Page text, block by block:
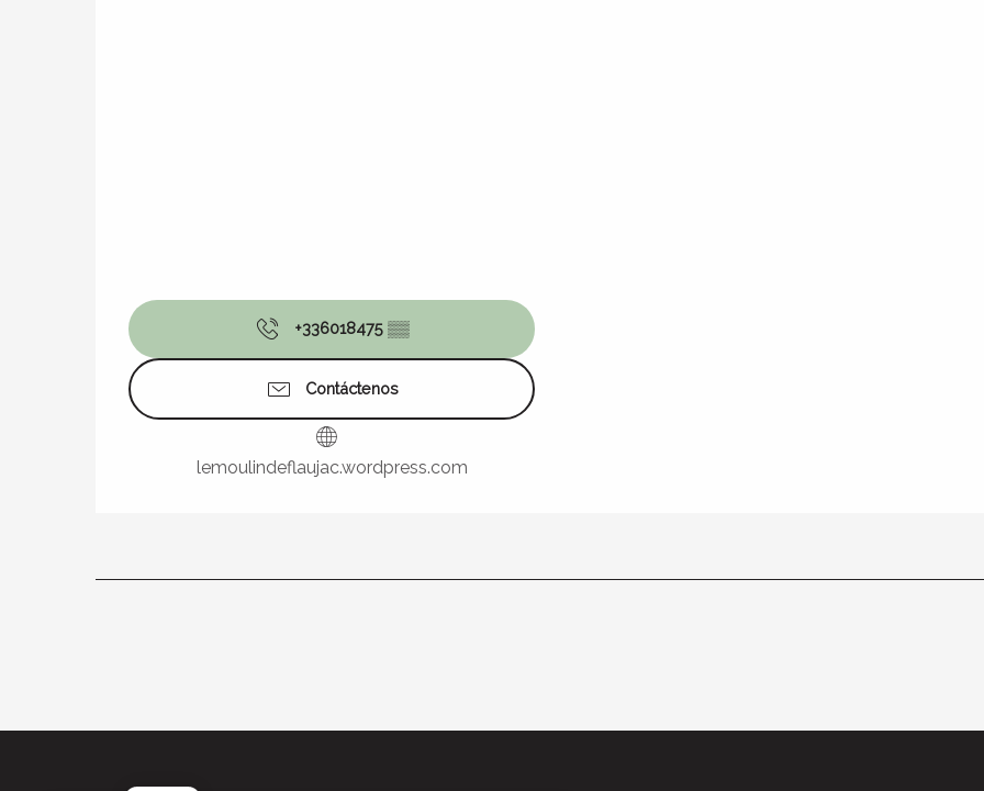
+336018475 ▒▒
Contáctenos
lemoulindeflaujac.wordpress.com